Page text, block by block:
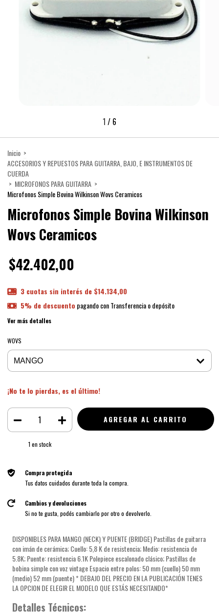
1 / 6
Inicio >
ACCESORIOS Y REPUESTOS PARA GUITARRA, BAJO, E INSTRUMENTOS DE
CUERDA
> MICROFONOS PARA GUITARRA >
Microfonos Simple Bovina Wilkinson Wovs Ceramicos
Microfonos Simple Bovina Wilkinson
Wovs Ceramicos
$42.402,00
3 cuotas sin interés de $14.134,00
5% de descuento pagando con Transferencia o depósito
Ver más detalles
WOVS
¡No te lo pierdas, es el último!
1 en stock
Compra protegida
Tus datos cuidados durante toda la compra.
Cambios y devoluciones
Si no te gusta, podés cambiarlo por otro o devolverlo.
DISPONIBLES PARA MANGO (NECK) Y PUENTE (BRIDGE) Pastillas de guitarra
con imán de cerámica; Cuello: 5,8 K de resistencia; Medio: resistencia de
5.8K; Puente: resistencia 6.1K Polepiece escalonado clásico; Pastillas de
bobina simple con voz vintage Espacio entre polos: 50 mm (cuello) 50 mm
(medio) 52 mm (puente) * DEBAJO DEL PRECIO EN LA PUBLICACIÓN TENES
LA OPCION DE ELEGIR EL MODELO QUE ESTÁS NECESITANDO*
Detalles Técnicos: